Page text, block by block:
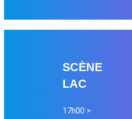
SCÈNE
LAC
17h00 >